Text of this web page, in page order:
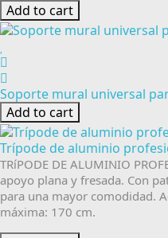
Add to cart
Soporte mural universal
Add to cart
Trípode de aluminio
TRíPODE DE ALUMINIO
apoyo plana y fresada. Con
para una mayor comodidad.
máxima: 170 cm.